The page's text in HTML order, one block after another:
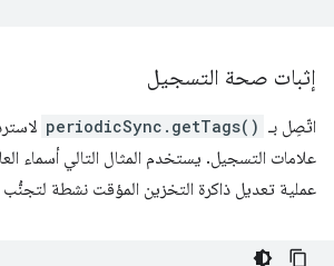
إثبات صحة التسجيل
اتّصِل بـ periodicSync.getTags()
علامات التسجيل. يستخدم المثال التالي أسماء
عملية تعديل ذاكرة التخزين المؤقت نشطة لتجنُّب